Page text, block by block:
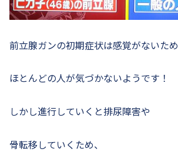
前立腺ガンの初期症状は感覚がないため
ほとんどの人が気づかないようです！
しかし進行していくと排尿障害や
骨転移していくため、